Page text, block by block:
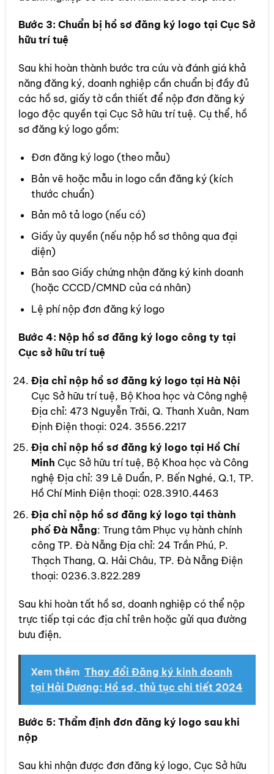
Bước 3: Chuẩn bị hồ sơ đăng ký logo tại Cục Sở
hữu trí tuệ
Sau khi hoàn thành bước tra cứu và đánh giá khả
năng đăng ký, doanh nghiệp cần chuẩn bị đầy đủ
các hồ sơ, giấy tờ cần thiết để nộp đơn đăng ký
logo độc quyền tại Cục Sở hữu trí tuệ. Cụ thể, hồ
sơ đăng ký logo gồm:
Đơn đăng ký logo (theo mẫu)
Bản vẽ hoặc mẫu in logo cần đăng ký (kích
thước chuẩn)
Bản mô tả logo (nếu có)
Giấy ủy quyền (nếu nộp hồ sơ thông qua đại
diện)
Bản sao Giấy chứng nhận đăng ký kinh doanh
(hoặc CCCD/CMND của cá nhân)
Lệ phí nộp đơn đăng ký logo
Bước 4: Nộp hồ sơ đăng ký logo công ty tại
Cục sở hữu trí tuệ
Địa chỉ nộp hồ sơ đăng ký logo tại Hà Nội
Cục Sở hữu trí tuệ, Bộ Khoa học và Công nghệ
Địa chỉ: 473 Nguyễn Trãi, Q. Thanh Xuân, Nam
Định Điện thoại: 024. 3556.2217
Địa chỉ nộp hồ sơ đăng ký logo tại Hồ Chí
Minh Cục Sở hữu trí tuệ, Bộ Khoa học và Công
nghệ Địa chỉ: 39 Lê Duẩn, P. Bến Nghé, Q.1, TP.
Hồ Chí Minh Điện thoại: 028.3910.4463
Địa chỉ nộp hồ sơ đăng ký logo tại thành
phố Đà Nẵng: Trung tâm Phục vụ hành chính
công TP. Đà Nẵng Địa chỉ: 24 Trần Phú, P.
Thạch Thang, Q. Hải Châu, TP. Đà Nẵng Điện
thoại: 0236.3.822.289
Sau khi hoàn tất hồ sơ, doanh nghiệp có thể nộp
trực tiếp tại các địa chỉ trên hoặc gửi qua đường
bưu điện.
Xem thêm Thay đổi Đăng ký kinh doanh
tại Hải Dương: Hồ sơ, thủ tục chi tiết 2024
Bước 5: Thẩm định đơn đăng ký logo sau khi
nộp
Sau khi nhận được đơn đăng ký logo, Cục Sở hữu